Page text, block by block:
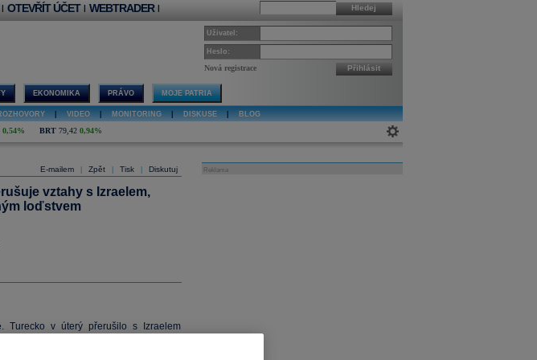
Hledej
| OTEVŘÍT ÚČET | WEBTRADER |
Uživatel:
Heslo:
Nová registrace Přihlásit
EKONOMIKA PRÁVO MOJE PATRIA
VIDEO MONITORING DISKUSE BLOG
0,54% BRT 79,42 0,94%
E-mailem Zpět Tisk Diskutuj
vztahy s Izraelem,
loďstvem
Turecko v úterý přerušilo s Izraelem
Reklama